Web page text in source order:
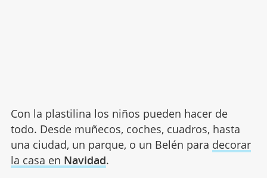
Con la plastilina los niños pueden hacer de
todo. Desde muñecos, coches, cuadros, hasta
una ciudad, un parque, o un Belén para decorar
la casa en Navidad.